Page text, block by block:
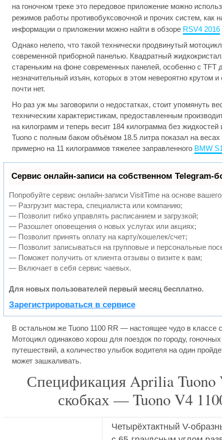
на гоночном треке это передовое приложение можно
режимов работы противобуксовочной и прочих систем, как
информации о приложении можно найти в обзоре RSV4 2016
Однако нелепо, что такой технически продвинутый
современной приборной панелью. Квадратный
стареньким на фоне современных панелей, особенно с TFT
незначительный изъян, которых в этом невероятно крутом
почти нет.
Но раз уж мы заговорили о недостатках, стоит упомянуть
техническим характеристикам, предоставленным
на килограмм и теперь весит 184 килограмма без
Tuono с полным баком объёмом 18.5 литра показал на весах
примерно на 11 килограммов тяжелее заправленного BMW
Сервис онлайн-записи на собственном Telegram-
Попробуйте сервис онлайн-записи VisitTime на основе
— Разгрузит мастера, специалиста или компанию;
— Позволит гибко управлять расписанием и загрузкой;
— Разошлет оповещения о новых услугах или акциях;
— Позволит принять оплату на карту/кошелек/счет;
— Позволит записываться на групповые и персональные
— Поможет получить от клиента отзывы о визите к вам;
— Включает в себя сервис чаевых.
Для новых пользователей первый месяц бесплатно.
Зарегистрироваться в сервисе
В остальном же Tuono 1100 RR — настоящее чудо в классе
Мотоцикл одинаково хорош для поездок по городу,
путешествий, а количество улыбок водителя на один
может зашкаливать.
Спецификация Aprilia Tuono
скобках — Tuono V4
Четырёхтактный V-